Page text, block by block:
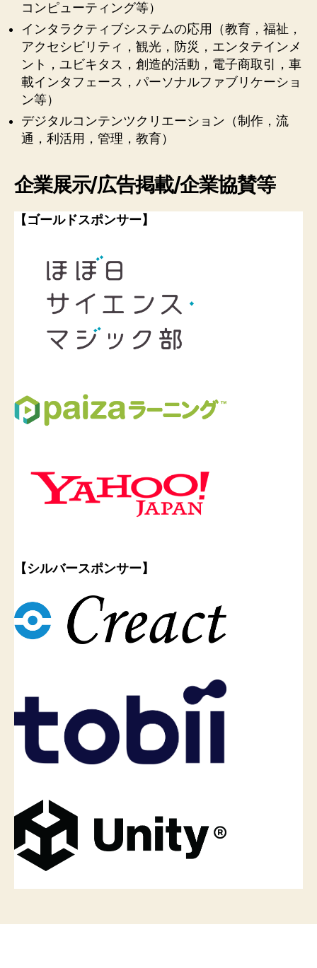
コンピューティング等）
インタラクティブシステムの応用（教育，福祉，
アクセシビリティ，観光，防災，エンタテインメ
ント，ユビキタス，創造的活動，電子商取引，車
載インタフェース，パーソナルファブリケーショ
ン等）
デジタルコンテンツクリエーション（制作，流
通，利活用，管理，教育）
企業展示/広告掲載/企業協賛等
【ゴールドスポンサー】
【シルバースポンサー】